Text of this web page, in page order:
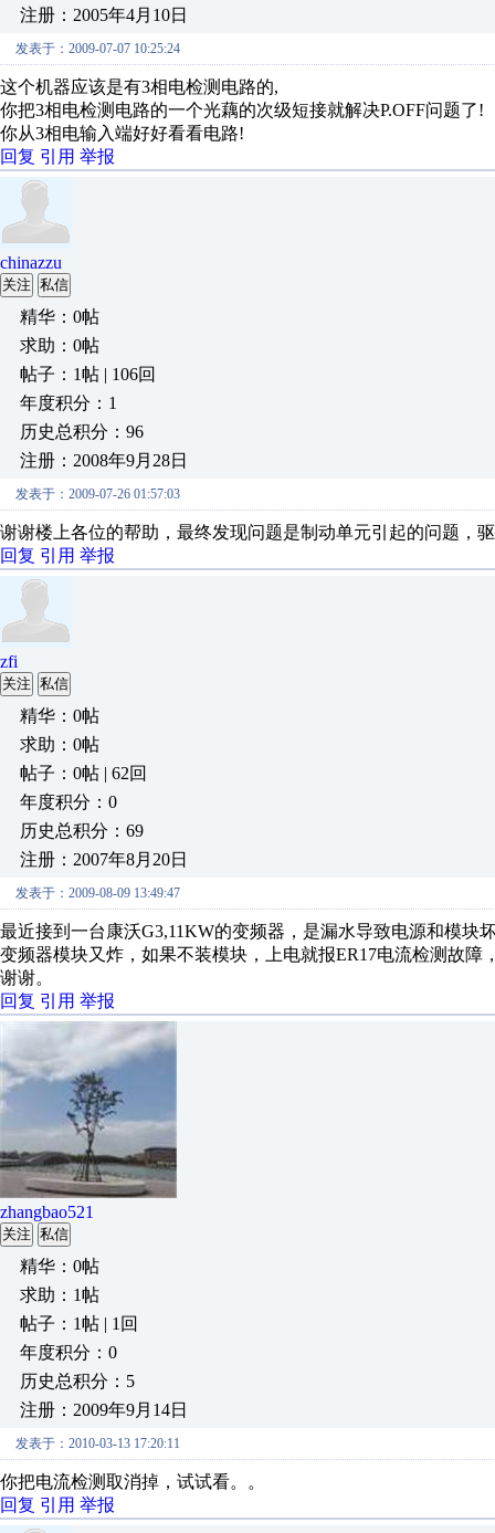
注册：2005年4月10日
发表于：2009-07-07 10:25:24
这个机器应该是有3相电检测电路的,
你把3相电检测电路的一个光藕的次级短接就解决P.OFF问题了!
你从3相电输入端好好看看电路!
回复 引用 举报
chinazzu
关注 私信
精华：0帖
求助：0帖
帖子：1帖 | 106回
年度积分：1
历史总积分：96
注册：2008年9月28日
发表于：2009-07-26 01:57:03
谢谢楼上各位的帮助，最终发现问题是制动单元引起的问题，
回复 引用 举报
zfi
关注 私信
精华：0帖
求助：0帖
帖子：0帖 | 62回
年度积分：0
历史总积分：69
注册：2007年8月20日
发表于：2009-08-09 13:49:47
最近接到一台康沃G3,11KW的变频器，是漏水导致电源和模
变频器模块又炸，如果不装模块，上电就报ER17电流检测故
谢谢。
回复 引用 举报
zhangbao521
关注 私信
精华：0帖
求助：1帖
帖子：1帖 | 1回
年度积分：0
历史总积分：5
注册：2009年9月14日
发表于：2010-03-13 17:20:11
你把电流检测取消掉，试试看。。
回复 引用 举报